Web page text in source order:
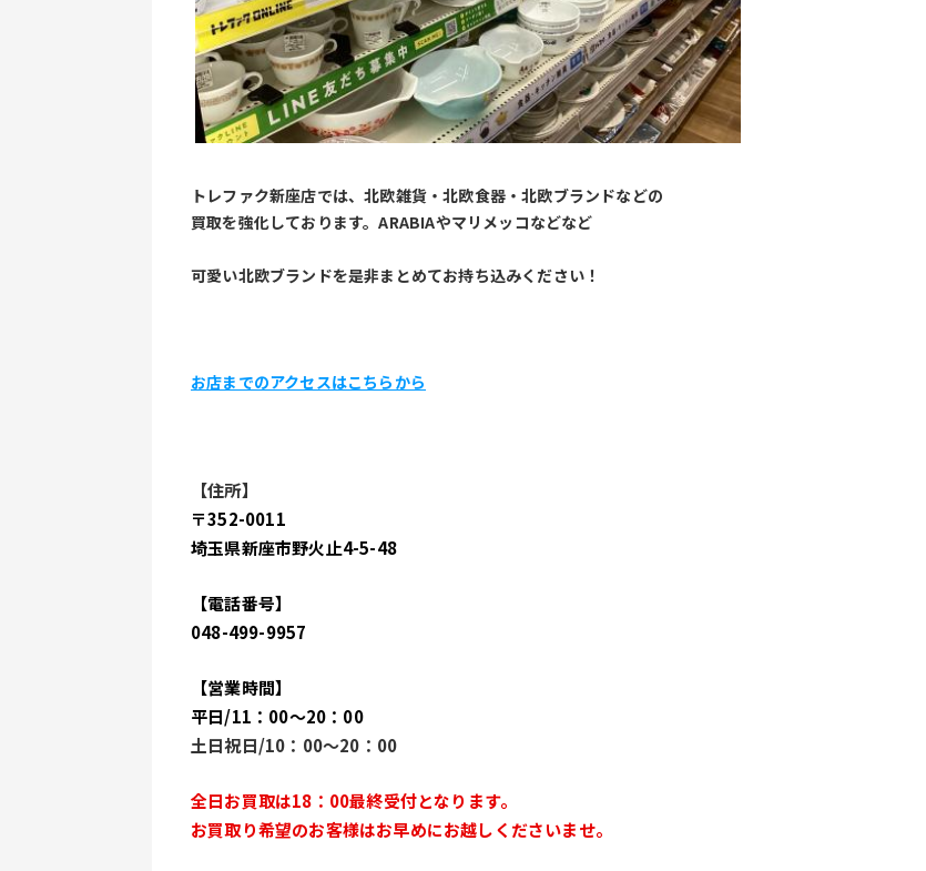
トレファク新座店では、北欧雑貨・北欧食器・北欧ブランドなどの
買取を強化しております。ARABIAやマリメッコなどなど
可愛い北欧ブランドを是非まとめてお持ち込みください！
お店までのアクセスはこちらから
【住所】
〒352-0011
埼玉県新座市野火止4-5-48
【電話番号】
048-499-9957
【営業時間】
平日/11：00～20：00
土日祝日/10：00～20：00
全日お買取は18：00最終受付となります。
お買取り希望のお客様はお早めにお越しくださいませ。